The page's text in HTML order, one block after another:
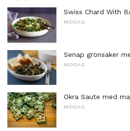
Swiss Chard With
MIDDAG
Senap grönsaker
MIDDAG
Okra Saute med
MIDDAG